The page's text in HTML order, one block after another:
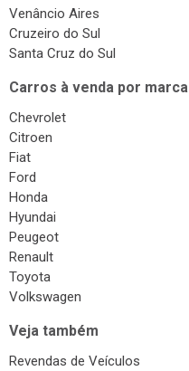
Venâncio Aires
Cruzeiro do Sul
Santa Cruz do Sul
Carros à venda por marca
Chevrolet
Citroen
Fiat
Ford
Honda
Hyundai
Peugeot
Renault
Toyota
Volkswagen
Veja também
Revendas de Veículos